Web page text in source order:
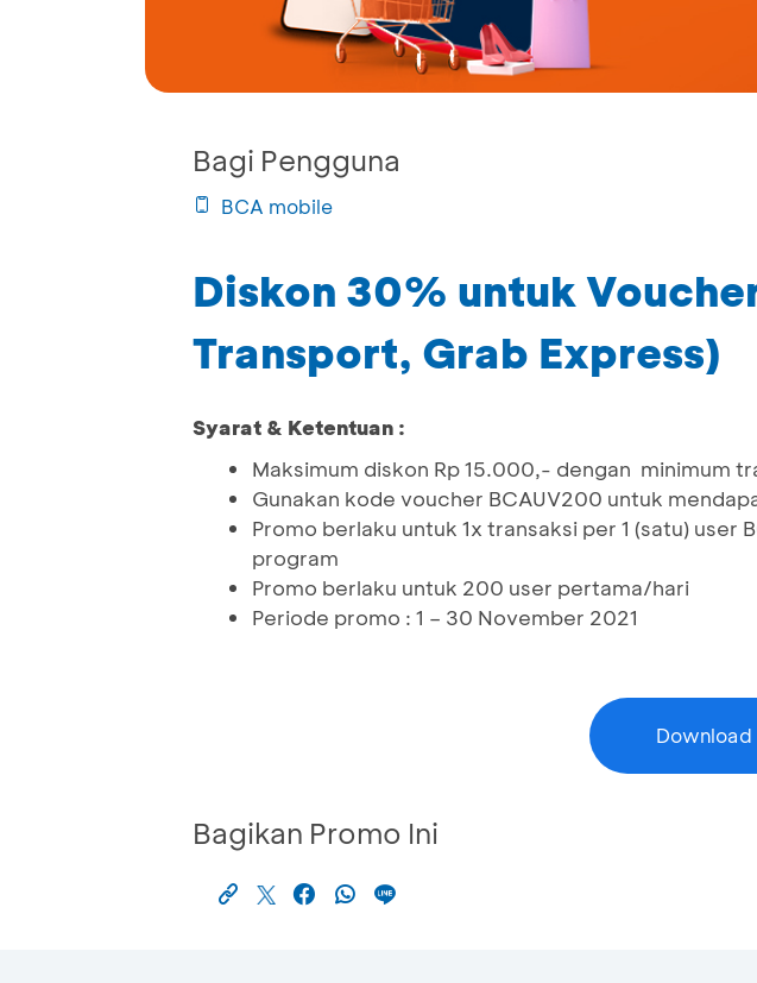
Bagi Pengguna
BCA mobile
Diskon 30% untuk
Transport, Grab Express)
Syarat & Ketentuan :
Maksimum diskon Rp 15.000,- dengan minimum
Gunakan kode voucher BCAUV200 untuk
Promo berlaku untuk 1x transaksi per 1 (satu) user
program
Promo berlaku untuk 200 user pertama/hari
Periode promo : 1 – 30 November 2021
Download
Bagikan Promo Ini